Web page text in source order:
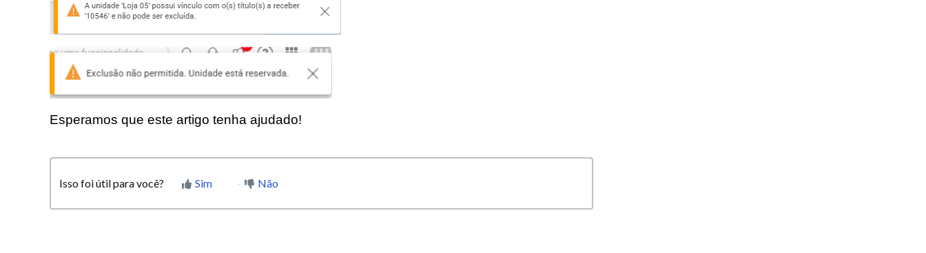
Esperamos que este artigo tenha ajudado!
Isso foi útil para você? Sim Não